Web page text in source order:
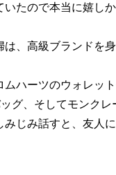
たので本当に嬉しか
、高級ブランドを身
ハーツのウォレッ
グ、そしてモンク
じみ話すと、友人